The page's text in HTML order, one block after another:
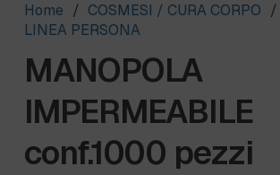
Home / COSMESI / CURA CORPO /
LINEA PERSONA
MANOPOLA
IMPERMEABILE
conf.1000 pezzi